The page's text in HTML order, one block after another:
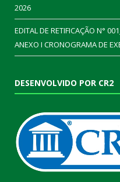
2026
EDITAL DE RETIFICAÇÃO N°
ANEXO I CRONOGRAMA DE
DESENVOLVIDO POR CR2